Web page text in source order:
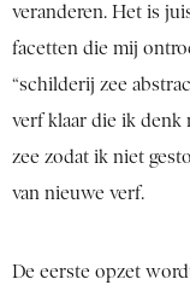
veranderen. Het is
facetten die mij
“schilderij zee
verf klaar die ik
zee zodat ik niet
van nieuwe verf.
De eerste opzet